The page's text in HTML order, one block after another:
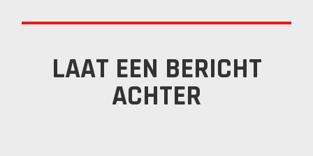
LAAT EEN BERICHT
ACHTER